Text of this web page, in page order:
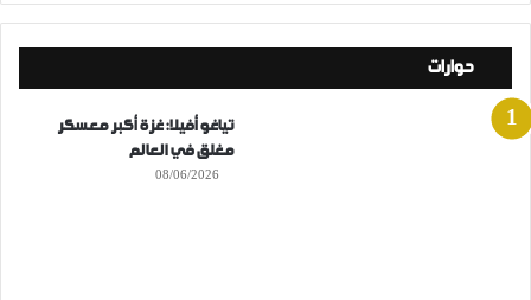
حوارات
تياغو أفيلا: غزة أكبر معسكر
مغلق في العالم
08/06/2026